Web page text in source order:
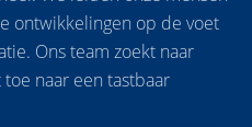
ontwikkelingen op de voet
Ons team zoekt naar
naar een tastbaar